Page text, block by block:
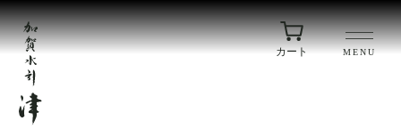
MENU
カート